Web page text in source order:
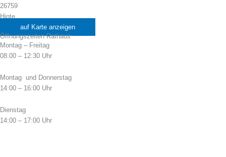
26759
Hinte
auf Karte anzeigen
Öffnungszeiten Rathaus
Montag – Freitag
08:00 – 12:30 Uhr
Montag und Donnerstag
14:00 – 16:00 Uhr
Dienstag
14:00 – 17:00 Uhr